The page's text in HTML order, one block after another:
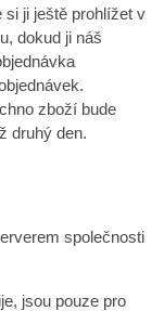
si ji ještě prohlížet v
dokud ji náš
zboží bude
druhý den.
společnosti
jsou pouze pro